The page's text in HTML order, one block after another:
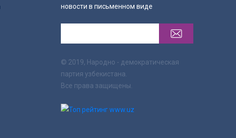
новости в письменном виде
© 2019, Народно - демократическая
партия узбекистана.
Все права защищены.